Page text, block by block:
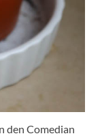
den Comedian